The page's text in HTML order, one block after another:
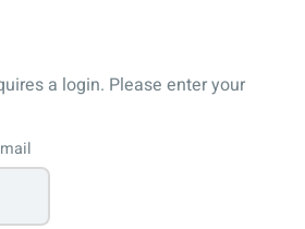
a login. Please enter your